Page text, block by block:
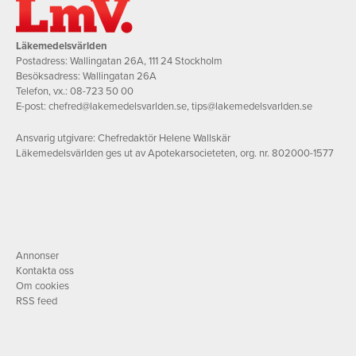
Läkemedelsvärlden
Postadress: Wallingatan 26A, 111 24 Stockholm
Besöksadress: Wallingatan 26A
Telefon, vx.: 08-723 50 00
E-post: chefred@lakemedelsvarlden.se,tips@lakemedelsvarlden.se
Ansvarig utgivare: Chefredaktör Helene Wallskär
Läkemedelsvärlden ges ut av Apotekarsocieteten, org. nr. 802000-1577
Annonser
Kontakta oss
Om cookies
RSS feed